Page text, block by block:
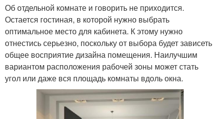
Об отдельной комнате и говорить не приходится.
Остается гостиная, в которой нужно выбрать
оптимальное место для кабинета. К этому нужно
отнестись серьезно, поскольку от выбора будет зависеть
общее восприятие дизайна помещения. Наилучшим
вариантом расположения рабочей зоны может стать
угол или даже вся площадь комнаты вдоль окна.